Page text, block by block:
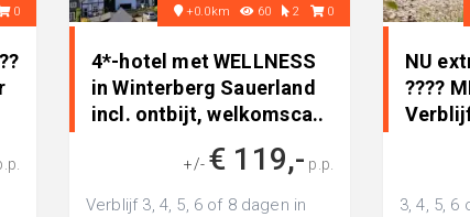
0 +0.0km 60 2 0
4*-hotel met WELLNESS
in Winterberg Sauerland
incl. ontbijt, welkomsca..
+/- € 119,- p.p.
Verblijf 3, 4, 5, 6 of 8 dagen in
NU
????
3, 4, 5, 6